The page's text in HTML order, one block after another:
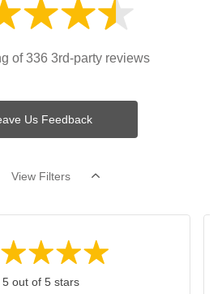
of 336 3rd-party reviews
Us Feedback
View Filters
5 out of 5 stars